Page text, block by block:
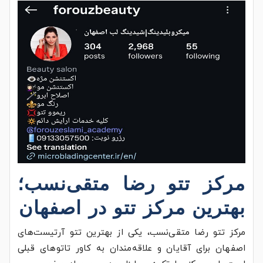
مرکز تتو رضا متقی‌نسب؛
بهترین مرکز تتو در اصفهان
مرکز تتو رضا متقی‌نسب، یکی از بهترین تتو آرتیست‌های
اصفهان برای آقایان و علاقه‌مندان به کاور تاتوهای قبلی